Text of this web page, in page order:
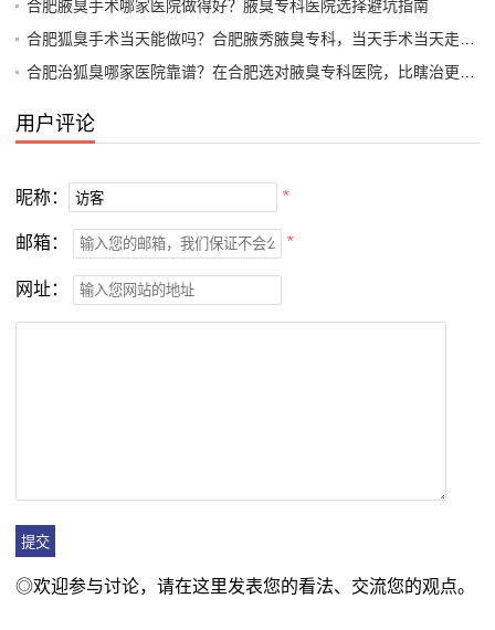
合肥腋臭手术哪家医院做得好？腋臭专科医院选择避坑指南
用户评论
昵称： *
邮箱： *
网址：
◎欢迎参与讨论，请在这里发表您的看法、交流您的观点。